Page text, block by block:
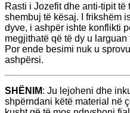
Rasti i Jozefit dhe anti-tipit
shembuj të kësaj. I frikshëm
dyve, i ashpër ishte konflikti
megjithatë që të dy u
Por ende besimi nuk u
ashpërsi.
SHËNIM: Ju lejoheni dhe
shpërndani këtë material në